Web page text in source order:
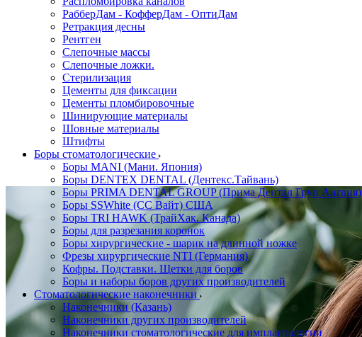
РабберДам - КофферДам - ОптиДам
Ретракция десны
Рентген
Слепочные массы
Слепочные ложки.
Стерилизация
Цементы для фиксации
Цементы пломбировочные
Шинирующие материалы
Шовные материалы
Штифты
Боры стоматологические
Боры MANI (Мани. Япония)
Боры DENTEX DENTAL (Дентекс.Тайвань)
Боры PRIMA DENTAL GROUP (Прима Дентал Груп Англия)
Боры SSWhite (СС Вайт) США
Боры TRI HAWK (ТрайХак. Канада)
Боры для разрезания коронок
Боры хирургические - шарик на длинной ножке
Фрезы хирургические NTI (Германия)
Кофры. Подставки. Щетки для боров
Боры и наборы боров других производителей
Стоматологические наконечники
Наконечники (Казань)
Наконечники других производителей
Наконечники стоматологические для импланталогии